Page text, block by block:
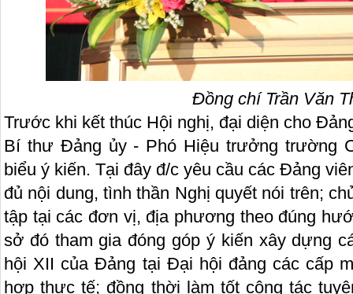
Đồng chí Trần Văn
Trước khi kết thúc Hội nghị, đại diện cho
Bí thư Đảng ủy - Phó Hiệu trưởng trường
biểu ý kiến. Tại đây đ/c yêu cầu các Đảng
đủ nội dung, tình thần Nghị quyết nói trên;
tập tại các đơn vị, địa phương theo đúng
sở đó tham gia đóng góp ý kiến xây dựng
hội XII của Đảng tại Đại hội đảng các cấp
hợp thực tế; đồng thời làm tốt công tác